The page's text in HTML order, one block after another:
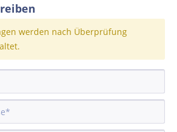
werden nach Überprüfung